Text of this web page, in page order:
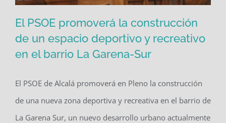
un espacio deportivo y recreativo en
el barrio La Garena-Sur
El PSOE promoverá la construcción
de un espacio deportivo y recreativo
en el barrio La Garena-Sur
El PSOE de Alcalá promoverá en Pleno la construcción
de una nueva zona deportiva y recreativa en el barrio de
La Garena Sur, un nuevo desarrollo urbano actualmente